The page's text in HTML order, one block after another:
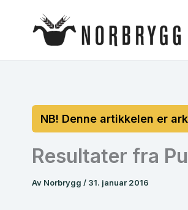
Resultater fra
Av Norbrygg / 31. januar 2016